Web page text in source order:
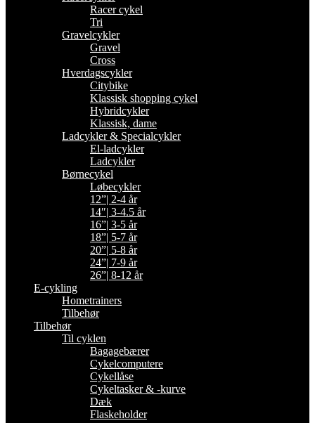
Racer cykel
Tri
Gravelcykler
Gravel
Cross
Hverdagscykler
Citybike
Klassisk shopping cykel
Hybridcykler
Klassisk, dame
Ladcykler & Specialcykler
El-ladcykler
Ladcykler
Børnecykel
Løbecykler
12”| 2-4 år
14″| 3-4.5 år
16”| 3-5 år
18”| 5-7 år
20”| 5-8 år
24”| 7-9 år
26”| 8-12 år
E-cykling
Hometrainers
Tilbehør
Tilbehør
Til cyklen
Bagagebærer
Cykelcomputere
Cykellåse
Cykeltasker & -kurve
Dæk
Flaskeholder